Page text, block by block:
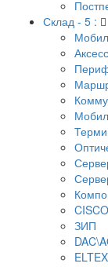
Склад - 5 :
CISCO
ЗИП
ELTEX